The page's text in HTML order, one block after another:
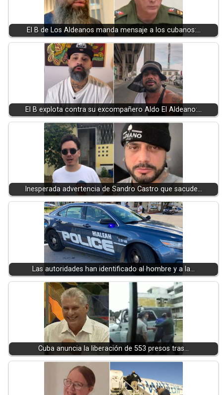
El B de Los Aldeanos manda mensaje a los cubanos:…
El B explota contra su excompañero Aldo El Aldeano:…
Inesperada advertencia de Sandro Castro que sacude…
Las autoridades han identificado al hombre y a la…
Cuba anuncia la liberación de 553 presos tras…